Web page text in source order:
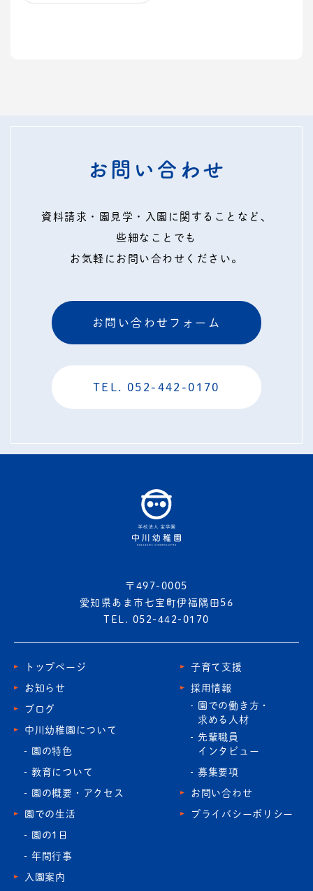
お問い合わせ
資料請求・園見学・入園に関することなど、
些細なことでも
お気軽にお問い合わせください。
お問い合わせフォーム
TEL. 052-442-0170
〒497-0005
愛知県あま市七宝町伊福隅田56
TEL. 052-442-0170
トップページ
お知らせ
ブログ
中川幼稚園について
園の特色
教育について
園の概要・アクセス
園での生活
園の1日
年間行事
入園案内
子育て支援
採用情報
園での働き方・
求める人材
先輩職員
インタビュー
募集要項
お問い合わせ
プライバシーポリシー